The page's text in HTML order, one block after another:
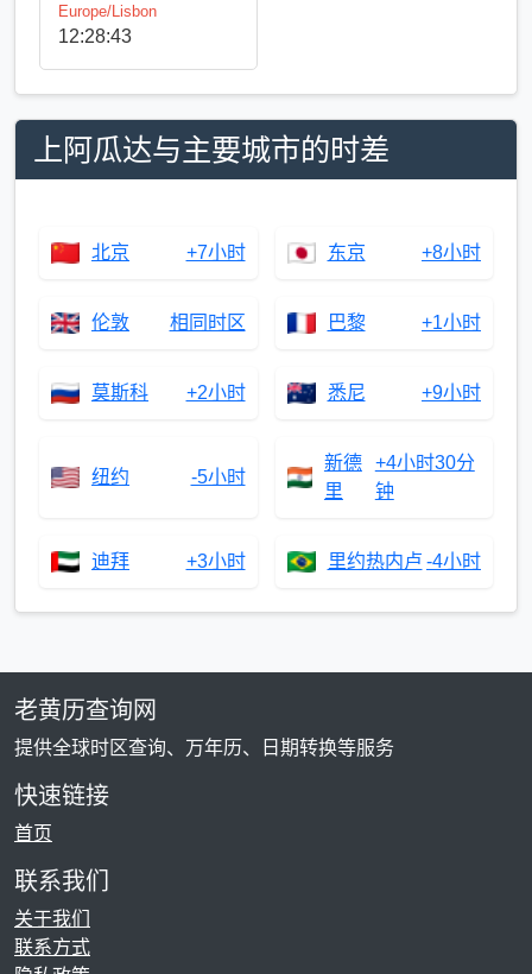
Europe/Lisbon
12:28:43
上阿瓜达与主要城市的时差
北京 +7小时 东京 +8小时
伦敦 相同时区 巴黎 +1小时
莫斯科 +2小时 悉尼 +9小时
纽约 -5小时
新德
里
+4小时30分
钟
迪拜 +3小时 里约热内卢 -4小时
老黄历查询网
提供全球时区查询、万年历、日期转换等服务
快速链接
首页
联系我们
关于我们
联系方式